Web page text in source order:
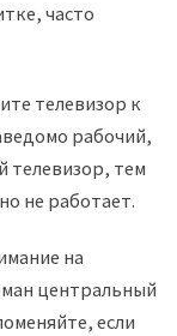
часто
телевизор к
рабочий,
телевизор, тем
не работает.
на
центральный
если